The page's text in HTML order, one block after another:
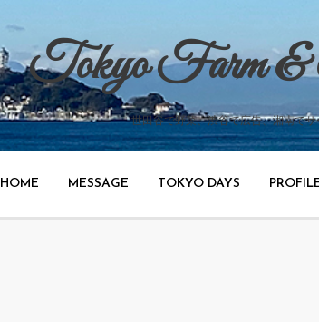
Tokyo Farm
世田谷で野菜、渋谷で広告、湘南で
HOME MESSAGE TOKYO DAYS